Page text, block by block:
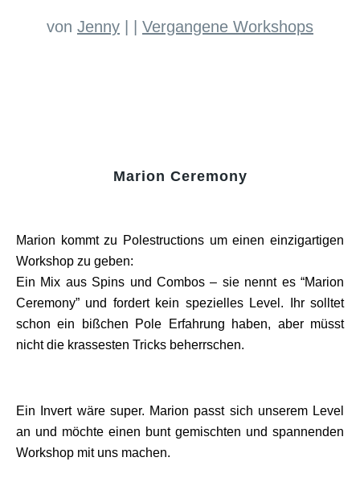
von Jenny | | Vergangene Workshops
Marion Ceremony
Marion kommt zu Polestructions um einen einzigartigen
Workshop zu geben:
Ein Mix aus Spins und Combos – sie nennt es “Marion
Ceremony” und fordert kein spezielles Level. Ihr solltet
schon ein bißchen Pole Erfahrung haben, aber müsst
nicht die krassesten Tricks beherrschen.
Ein Invert wäre super. Marion passt sich unserem Level
an und möchte einen bunt gemischten und spannenden
Workshop mit uns machen.